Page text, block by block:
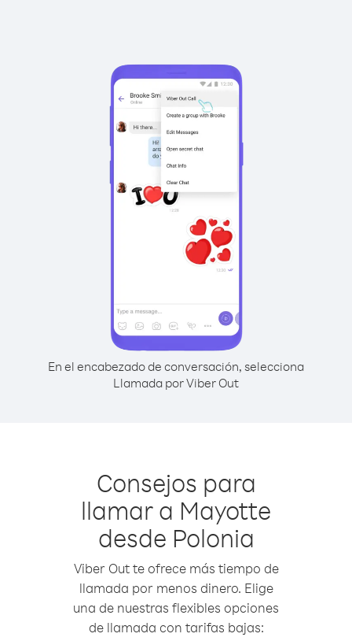
En el encabezado de conversación, selecciona
Llamada por Viber Out
Consejos para
llamar a Mayotte
desde Polonia
Viber Out te ofrece más tiempo de
llamada por menos dinero. Elige
una de nuestras flexibles opciones
de llamada con tarifas bajas: